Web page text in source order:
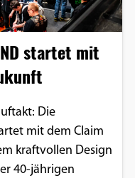
startet mit
Die
mit dem Claim
kraftvollen Design
40-jährigen